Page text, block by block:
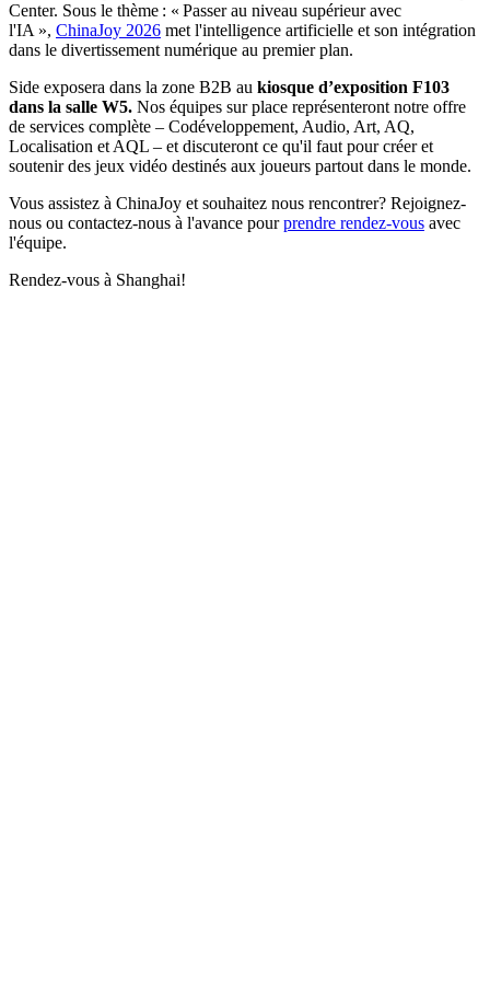
Center. Sous le thème : « Passer au niveau supérieur avec
l'IA », ChinaJoy 2026 met l'intelligence artificielle et son intégration
dans le divertissement numérique au premier plan.
Side exposera dans la zone B2B au kiosque d’exposition F103
dans la salle W5. Nos équipes sur place représenteront notre offre
de services complète – Codéveloppement, Audio, Art, AQ,
Localisation et AQL – et discuteront ce qu'il faut pour créer et
soutenir des jeux vidéo destinés aux joueurs partout dans le monde.
Vous assistez à ChinaJoy et souhaitez nous rencontrer? Rejoignez-
nous ou contactez-nous à l'avance pourprendre rendez-vous avec
l'équipe.
Rendez-vous à Shanghai!